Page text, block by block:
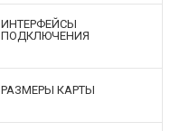
ИНТЕРФЕЙСЫ
ПОДКЛЮЧЕНИЯ
РАЗМЕРЫ КАРТЫ